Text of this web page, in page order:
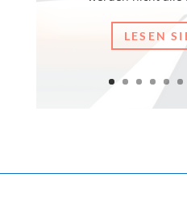
LESEN